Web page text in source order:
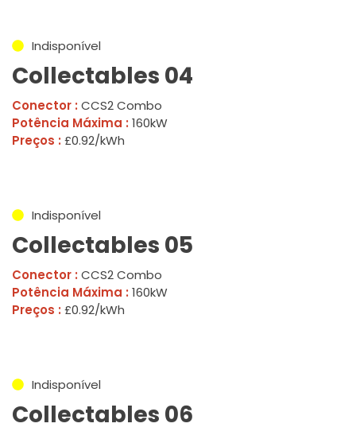
Indisponível
Collectables 04
Conector : CCS2 Combo
Potência Máxima : 160kW
Preços : £0.92/kWh
Indisponível
Collectables 05
Conector : CCS2 Combo
Potência Máxima : 160kW
Preços : £0.92/kWh
Indisponível
Collectables 06